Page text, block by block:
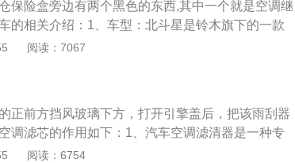
清器，就能在空气经过阻流的很短时间段里利用颗
附空气中其它的微小物和更多的有害物质。所以做
清器的效果要比普通的滤清器好很多。
保险盒旁边有两个黑色的东西,其中一个就是空调继
的相关介绍：1、车型：北斗星是铃木旗下的一款
了无数消费者的欢迎。2、动力：北斗星全系使用
分钟，最大扭矩转速为3600转每分钟。3、变速
喷技术，并且使用了铝合金缸盖缸体。与这款发动
、车身尺寸：北斗星的长宽高分别是3400毫米，15
毫米。
阅读：7067
正前方挡风玻璃下方，打开引擎盖后，把该雨刮器
调滤芯的作用如下：1、汽车空调滤清器是一种专
过滤器。采用高效吸附材料活性炭与长丝无纺布复
阅读：6754